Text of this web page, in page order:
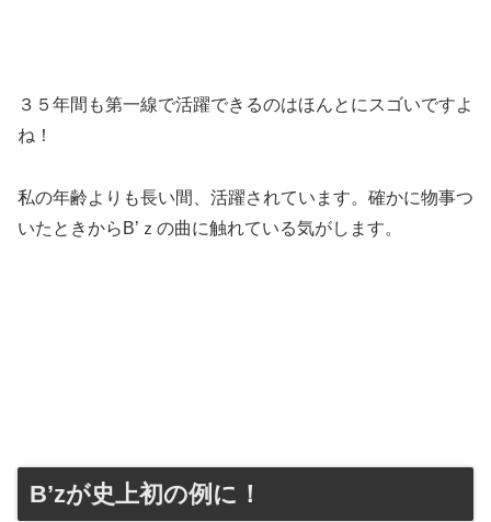
３５年間も第一線で活躍できるのはほんとにスゴいですよ
ね！
私の年齢よりも長い間、活躍されています。確かに物事つ
いたときからB’ｚの曲に触れている気がします。
B’zが史上初の例に！